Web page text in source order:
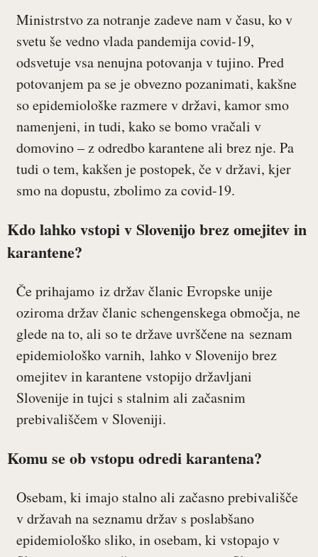
Ministrstvo za notranje zadeve nam v času, ko v
svetu še vedno vlada pandemija covid-19,
odsvetuje vsa nenujna potovanja v tujino. Pred
potovanjem pa se je obvezno pozanimati, kakšne
so epidemiološke razmere v državi, kamor smo
namenjeni, in tudi, kako se bomo vračali v
domovino – z odredbo karantene ali brez nje. Pa
tudi o tem, kakšen je postopek, če v državi, kjer
smo na dopustu, zbolimo za covid-19.
Kdo lahko vstopi v Slovenijo brez omejitev in
karantene?
Če prihajamo iz držav članic Evropske unije
oziroma držav članic schengenskega območja, ne
glede na to, ali so te države uvrščene na seznam
epidemiološko varnih, lahko v Slovenijo brez
omejitev in karantene vstopijo državljani
Slovenije in tujci s stalnim ali začasnim
prebivališčem v Sloveniji.
Komu se ob vstopu odredi karantena?
Osebam, ki imajo stalno ali začasno prebivališče
v državah na seznamu držav s poslabšano
epidemiološko sliko, in osebam, ki vstopajo v